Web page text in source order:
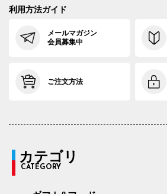
利用方法ガイド
メールマガジン
会員募集中
ご注文方法
カテゴリ
CATEGORY